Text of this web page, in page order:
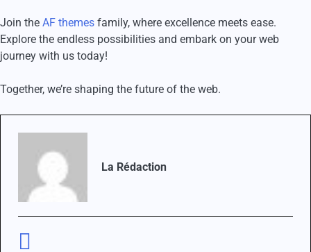
Join the AF themes family, where excellence meets ease.
Explore the endless possibilities and embark on your web
journey with us today!
Together, we’re shaping the future of the web.
La Rédaction